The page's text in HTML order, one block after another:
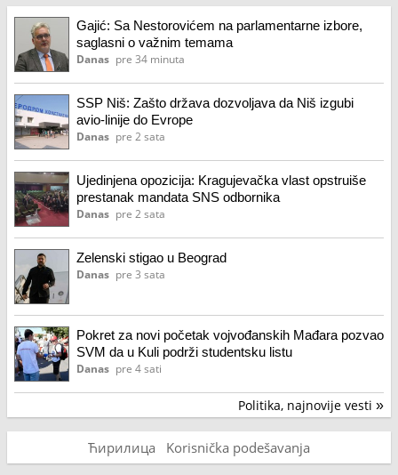
Gajić: Sa Nestorovićem na parlamentarne izbore,
saglasni o važnim temama
Danas pre 34 minuta
SSP Niš: Zašto država dozvoljava da Niš izgubi
avio-linije do Evrope
Danas pre 2 sata
Ujedinjena opozicija: Kragujevačka vlast opstruiše
prestanak mandata SNS odbornika
Danas pre 2 sata
Zelenski stigao u Beograd
Danas pre 3 sata
Pokret za novi početak vojvođanskih Mađara pozvao
SVM da u Kuli podrži studentsku listu
Danas pre 4 sati
Politika, najnovije vesti »
Ћирилица Korisnička podešavanja